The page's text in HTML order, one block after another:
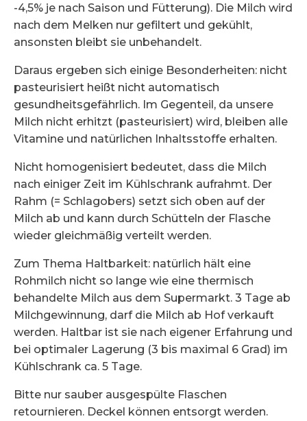
-4,5% je nach Saison und Fütterung). Die Milch wird
nach dem Melken nur gefiltert und gekühlt,
ansonsten bleibt sie unbehandelt.
Daraus ergeben sich einige Besonderheiten: nicht
pasteurisiert heißt nicht automatisch
gesundheitsgefährlich. Im Gegenteil, da unsere
Milch nicht erhitzt (pasteurisiert) wird, bleiben alle
Vitamine und natürlichen Inhaltsstoffe erhalten.
Nicht homogenisiert bedeutet, dass die Milch
nach einiger Zeit im Kühlschrank aufrahmt. Der
Rahm (= Schlagobers) setzt sich oben auf der
Milch ab und kann durch Schütteln der Flasche
wieder gleichmäßig verteilt werden.
Zum Thema Haltbarkeit: natürlich hält eine
Rohmilch nicht so lange wie eine thermisch
behandelte Milch aus dem Supermarkt. 3 Tage ab
Milchgewinnung, darf die Milch ab Hof verkauft
werden. Haltbar ist sie nach eigener Erfahrung und
bei optimaler Lagerung (3 bis maximal 6 Grad) im
Kühlschrank ca. 5 Tage.
Bitte nur sauber ausgespülte Flaschen
retournieren. Deckel können entsorgt werden.